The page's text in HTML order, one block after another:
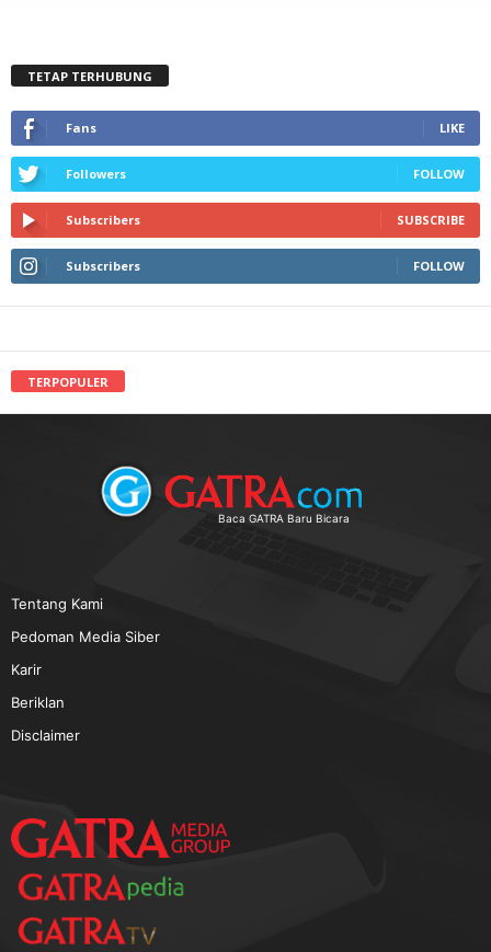
TETAP TERHUBUNG
Fans LIKE
Followers FOLLOW
Subscribers SUBSCRIBE
Subscribers FOLLOW
TERPOPULER